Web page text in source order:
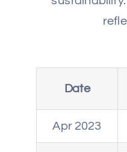
Date
Apr 2023